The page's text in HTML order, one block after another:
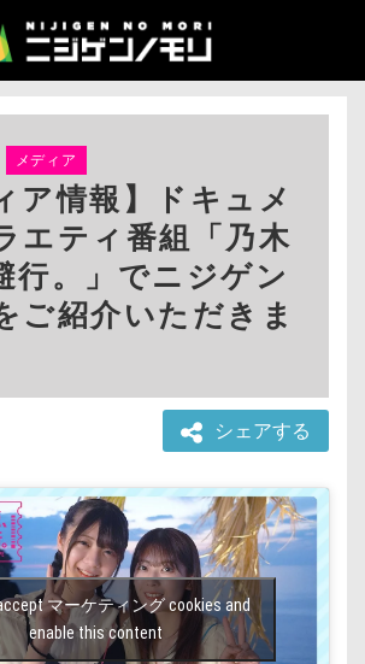
メディア
ア情報】ドキュメ
エティ番組「乃木
行。」でニジゲン
ご紹介いただきま
シェアする
マーケティング cookies and
enable this content